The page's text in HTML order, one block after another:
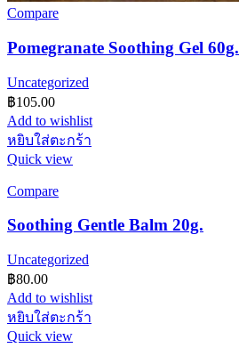
Compare
Pomegranate Soothing Gel 60g.
Uncategorized
฿105.00
Add to wishlist
หยิบใส่ตะกร้า
Quick view
Compare
Soothing Gentle Balm 20g.
Uncategorized
฿80.00
Add to wishlist
หยิบใส่ตะกร้า
Quick view